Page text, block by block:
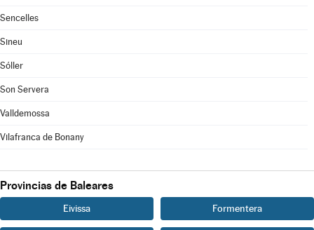
Sencelles
Sineu
Sóller
Son Servera
Valldemossa
Vilafranca de Bonany
Provincias de Baleares
Eivissa Formentera